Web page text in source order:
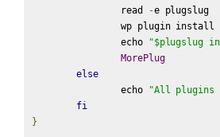
		read
-e plugslug
wp plugin
		echo
"$plugslug
MorePlug
else
		echo
"All plugins
fi
}